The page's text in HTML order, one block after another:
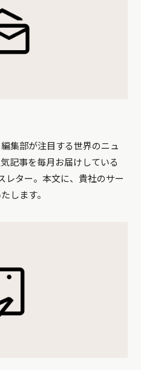
集部が注目する世界のニュ
記事を毎月お届けしている
レター。本文に、貴社のサー
します。